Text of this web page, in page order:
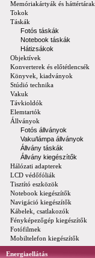
Memóriakártyák és háttértárak
Tokok
Táskák
Fotós táskák
Notebook táskák
Hátizsákok
Objektívek
Konverterek és előtétlencsék
Könyvek, kiadványok
Stúdió technika
Vakuk
Távkioldók
Elemtartók
Állványok
Fotós állványok
Vaku/lámpa állványok
Állvány táskák
Állvány kiegészítők
Hálózati adapterek
LCD védőfóliák
Tisztító eszközök
Notebook kiegészítők
Navigáció kiegészítők
Kábelek, csatlakozók
Fényképezőgép kiegészítők
Fotófilmek
Mobiltelefon kiegészítők
Energiaellátás